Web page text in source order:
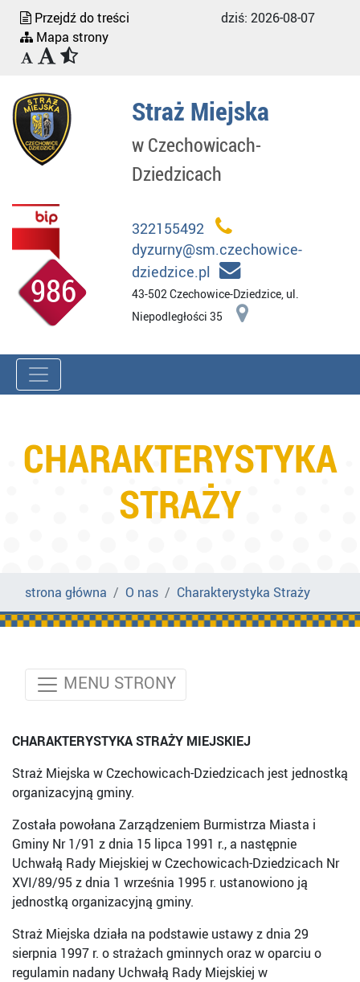
Przejdź do treści
Mapa strony
dziś: 2026-08-07
Straż Miejska
w Czechowicach-
Dziedzicach
986
322155492
dyzurny@sm.czechowice-
dziedzice.pl
43-502 Czechowice-Dziedzice, ul.
Niepodległości 35
CHARAKTERYSTYKA
STRAŻY
strona główna O nas Charakterystyka Straży
MENU STRONY
CHARAKTERYSTYKA STRAŻY MIEJSKIEJ
Straż Miejska w Czechowicach-Dziedzicach jest jednostką
organizacyjną gminy.
Została powołana Zarządzeniem Burmistrza Miasta i
Gminy Nr 1/91 z dnia 15 lipca 1991 r., a następnie
Uchwałą Rady Miejskiej w Czechowicach-Dziedzicach Nr
XVI/89/95 z dnia 1 września 1995 r. ustanowiono ją
jednostką organizacyjną gminy.
Straż Miejska działa na podstawie ustawy z dnia 29
sierpnia 1997 r. o strażach gminnych oraz w oparciu o
regulamin nadany Uchwałą Rady Miejskiej w